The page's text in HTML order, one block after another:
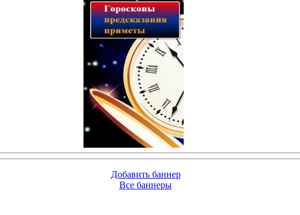
Добавить баннер
Все баннеры